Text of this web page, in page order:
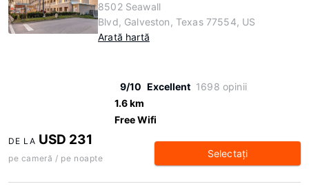
8502 Seawall
Blvd, Galveston, Texas 77554, US
Arată hartă
9/10 Excellent 1698 opinii
1.6 km
Free Wifi
DE LA USD 231
pe cameră / pe noapte Selectaţi